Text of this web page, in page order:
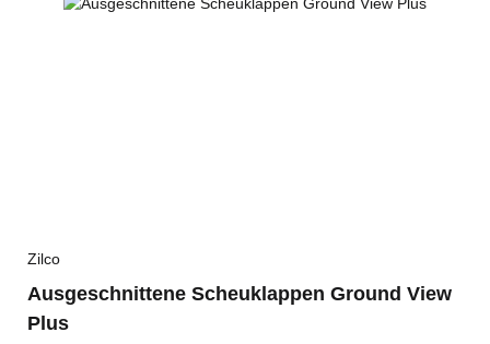
Zilco
Ausgeschnittene Scheuklappen Ground View
Plus